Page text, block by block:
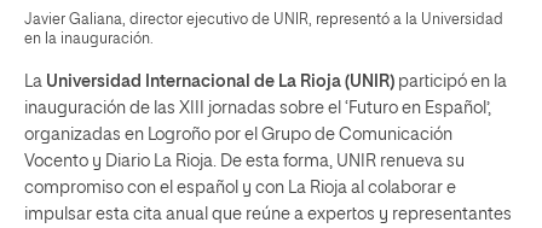
Javier Galiana, director ejecutivo de UNIR, representó a la Universidad
en la inauguración.
La Universidad Internacional de La Rioja (UNIR) participó en la
inauguración de las XIII jornadas sobre el ‘Futuro en Español’,
organizadas en Logroño por el Grupo de Comunicación
Vocento y Diario La Rioja. De esta forma, UNIR renueva su
compromiso con el español y con La Rioja al colaborar e
impulsar esta cita anual que reúne a expertos y representantes